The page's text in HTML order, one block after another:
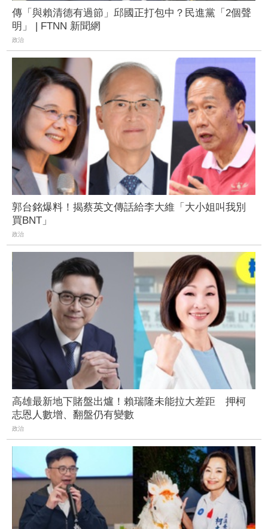
傳「與賴清德有過節」邱國正打包中？民進黨「2個聲
明」 | FTNN 新聞網
政治
郭台銘爆料！揭蔡英文傳話給李大維「大小姐叫我別
買BNT」
政治
高雄最新地下賭盤出爐！賴瑞隆未能拉大差距 押柯
志恩人數增、翻盤仍有變數
政治